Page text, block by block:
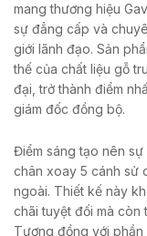
mang thương hiệu
sự đẳng cấp và
giới lãnh đạo. Sản
thế của chất liệu gỗ
đại, trở thành điểm
giám đốc đồng bộ.
Điểm sáng tạo nên sự
chân xoay 5 cánh sử
ngoài. Thiết kế này
chãi tuyệt đối mà
Tương đồng với